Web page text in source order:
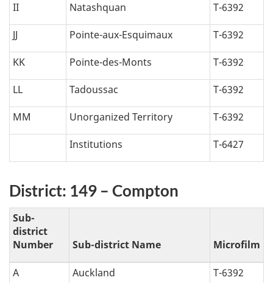
II Natashquan T-6392
JJ Pointe-aux-Esquimaux T-6392
KK Pointe-des-Monts T-6392
LL Tadoussac T-6392
MM Unorganized Territory T-6392
Institutions T-6427
District: 149 – Compton
Sub-
district
Number
Sub-district Name Microfilm
A Auckland T-6392